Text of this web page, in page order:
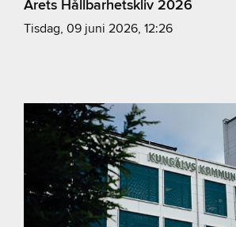
Årets Hållbarhetskliv 2026
tisdag, 09 juni 2026, 12:26